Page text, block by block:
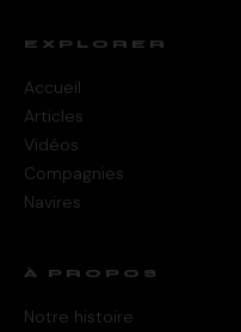
EXPLORER
Accueil
Articles
Vidéos
Compagnies
Navires
À PROPOS
Notre histoire